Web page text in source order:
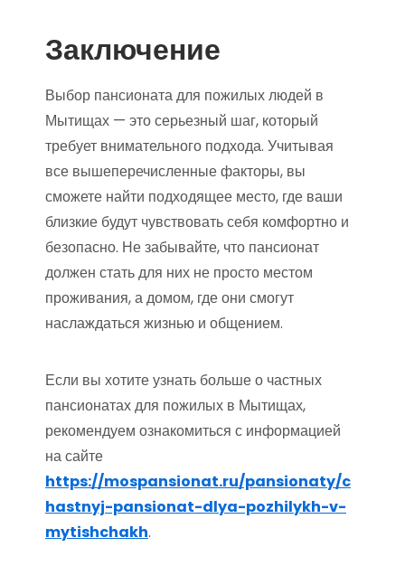
Заключение
Выбор пансионата для пожилых людей в
Мытищах — это серьезный шаг, который
требует внимательного подхода. Учитывая
все вышеперечисленные факторы, вы
сможете найти подходящее место, где ваши
близкие будут чувствовать себя комфортно и
безопасно. Не забывайте, что пансионат
должен стать для них не просто местом
проживания, а домом, где они смогут
наслаждаться жизнью и общением.
Если вы хотите узнать больше о частных
пансионатах для пожилых в Мытищах,
рекомендуем ознакомиться с информацией
на сайте
https://mospansionat.ru/pansionaty/c
hastnyj-pansionat-dlya-pozhilykh-v-
mytishchakh.